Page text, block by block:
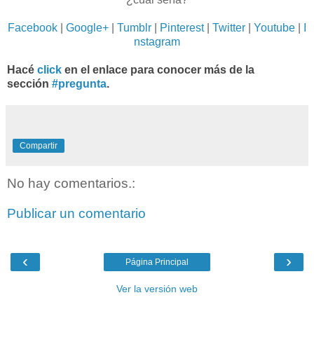
Facebook Google+ Tumblr Pinterest| Twitter Youtube
nstagram
Hacé click en el enlace para conocer más de la
sección #pregunta.
Compartir
No hay comentarios.:
Publicar un comentario
‹ ›
Página Principal
Ver la versión web